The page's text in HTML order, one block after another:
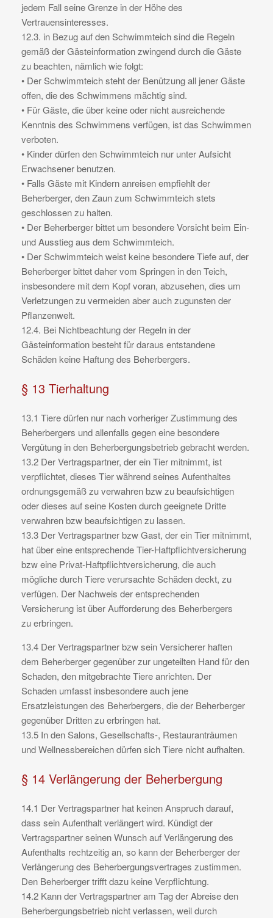
jedem Fall seine Grenze in der Höhe des
Vertrauensinteresses.
12.3. in Bezug auf den Schwimmteich sind die Regeln
gemäß der Gästeinformation zwingend durch die Gäste
zu beachten, nämlich wie folgt:
• Der Schwimmteich steht der Benützung all jener Gäste
offen, die des Schwimmens mächtig sind.
• Für Gäste, die über keine oder nicht ausreichende
Kenntnis des Schwimmens verfügen, ist das Schwimmen
verboten.
• Kinder dürfen den Schwimmteich nur unter Aufsicht
Erwachsener benutzen.
• Falls Gäste mit Kindern anreisen empfiehlt der
Beherberger, den Zaun zum Schwimmteich stets
geschlossen zu halten.
• Der Beherberger bittet um besondere Vorsicht beim Ein-
und Ausstieg aus dem Schwimmteich.
• Der Schwimmteich weist keine besondere Tiefe auf, der
Beherberger bittet daher vom Springen in den Teich,
insbesondere mit dem Kopf voran, abzusehen, dies um
Verletzungen zu vermeiden aber auch zugunsten der
Pflanzenwelt.
12.4. Bei Nichtbeachtung der Regeln in der
Gästeinformation besteht für daraus entstandene
Schäden keine Haftung des Beherbergers.
§ 13 Tierhaltung
13.1 Tiere dürfen nur nach vorheriger Zustimmung des
Beherbergers und allenfalls gegen eine besondere
Vergütung in den Beherbergungsbetrieb gebracht werden.
13.2 Der Vertragspartner, der ein Tier mitnimmt, ist
verpflichtet, dieses Tier während seines Aufenthaltes
ordnungsgemäß zu verwahren bzw zu beaufsichtigen
oder dieses auf seine Kosten durch geeignete Dritte
verwahren bzw beaufsichtigen zu lassen.
13.3 Der Vertragspartner bzw Gast, der ein Tier mitnimmt,
hat über eine entsprechende Tier-Haftpflichtversicherung
bzw eine Privat-Haftpflichtversicherung, die auch
mögliche durch Tiere verursachte Schäden deckt, zu
verfügen. Der Nachweis der entsprechenden
Versicherung ist über Aufforderung des Beherbergers
zu erbringen.
13.4 Der Vertragspartner bzw sein Versicherer haften
dem Beherberger gegenüber zur ungeteilten Hand für den
Schaden, den mitgebrachte Tiere anrichten. Der
Schaden umfasst insbesondere auch jene
Ersatzleistungen des Beherbergers, die der Beherberger
gegenüber Dritten zu erbringen hat.
13.5 In den Salons, Gesellschafts-, Restauranträumen
und Wellnessbereichen dürfen sich Tiere nicht aufhalten.
§ 14 Verlängerung der Beherbergung
14.1 Der Vertragspartner hat keinen Anspruch darauf,
dass sein Aufenthalt verlängert wird. Kündigt der
Vertragspartner seinen Wunsch auf Verlängerung des
Aufenthalts rechtzeitig an, so kann der Beherberger der
Verlängerung des Beherbergungsvertrages zustimmen.
Den Beherberger trifft dazu keine Verpflichtung.
14.2 Kann der Vertragspartner am Tag der Abreise den
Beherbergungsbetrieb nicht verlassen, weil durch